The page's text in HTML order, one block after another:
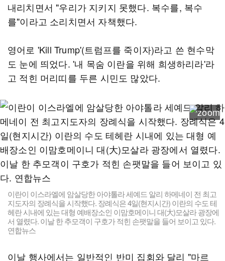
내리치면서 "우리가 지키지 못했다. 복수를, 복수
를"이라고 소리치면서 자책했다.
영어로 'Kill Trump'(트럼프를 죽이자)라고 쓴 현수막
도 눈에 띄었다. '내 목숨 이란을 위해 희생하리라'라
고 적힌 머리띠를 두른 시민도 많았다.
이란이 이스라엘에 암살당한 아야톨라 세예드 알리 하메네이 전 최고
지도자의 장례식을 시작했다. 장례식은 4일(현지시간) 이란의 수도 테
헤란 시내에 있는 대형 예배장소인 이맘호메이니 대(大)모살라 광장에
서 열렸다. 이날 한 추모객이 구호가 적힌 손팻말을 들어 보이고 있다.
연합뉴스
이날 행사에서는 일반적인 반미 집회와 달리 "마르